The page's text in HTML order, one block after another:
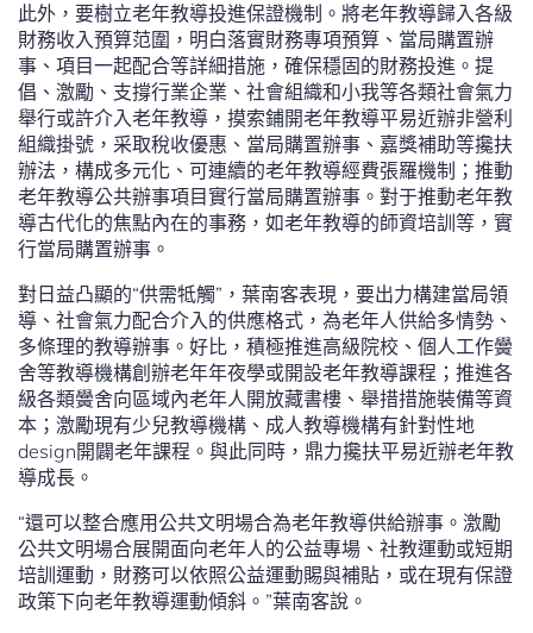
此外，要樹立老年教導投進保證機制。將老年教導歸入各級
財務收入預算范圍，明白落實財務專項預算、當局購置辦
事、項目一起配合等詳細措施，確保穩固的財務投進。提
倡、激勵、支撐行業企業、社會組織和小我等各類社會氣力
舉行或許介入老年教導，摸索鋪開老年教導平易近辦非營利
組織掛號，采取稅收優惠、當局購置辦事、嘉獎補助等攙扶
辦法，構成多元化、可連續的老年教導經費張羅機制；推動
老年教導公共辦事項目實行當局購置辦事。對于推動老年教
導古代化的焦點內在的事務，如老年教導的師資培訓等，實
行當局購置辦事。
對日益凸顯的“供需牴觸”，葉南客表現，要出力構建當局領
導、社會氣力配合介入的供應格式，為老年人供給多情勢、
多條理的教導辦事。好比，積極推進高級院校、個人工作黌
舍等教導機構創辦老年年夜學或開設老年教導課程；推進各
級各類黌舍向區域內老年人開放藏書樓、舉措措施裝備等資
本；激勵現有少兒教導機構、成人教導機構有針對性地
design開闢老年課程。與此同時，鼎力攙扶平易近辦老年教
導成長。
“還可以整合應用公共文明場合為老年教導供給辦事。激勵
公共文明場合展開面向老年人的公益專場、社教運動或短期
培訓運動，財務可以依照公益運動賜與補貼，或在現有保證
政策下向老年教導運動傾斜。”葉南客說。